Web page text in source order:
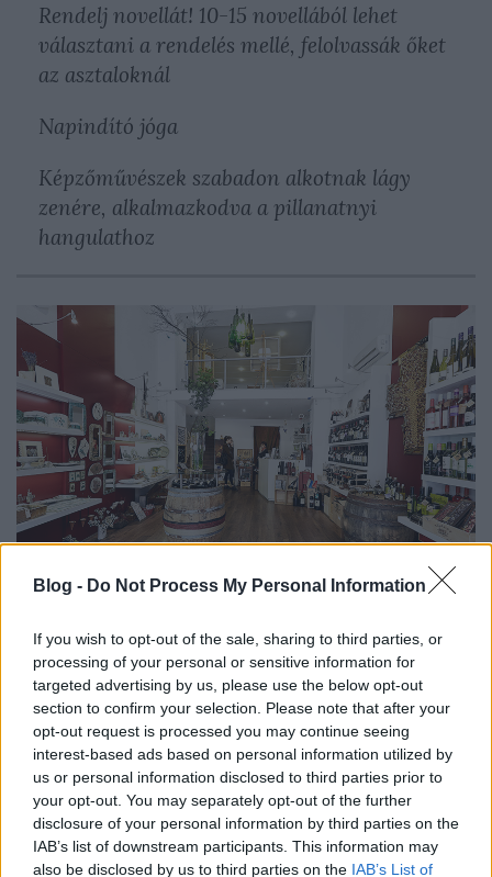
Blog - Do Not Process My Personal Information
If you wish to opt-out of the sale, sharing to third parties, or
processing of your personal or sensitive information for
targeted advertising by us, please use the below opt-out
section to confirm your selection. Please note that after your
opt-out request is processed you may continue seeing
interest-based ads based on personal information utilized by
us or personal information disclosed to third parties prior to
your opt-out. You may separately opt-out of the further
disclosure of your personal information by third parties on the
IAB’s list of downstream participants. This information may
also be disclosed by us to third parties on the IAB’s List of
Rendelj novellát! 10-15 novellából lehet
választani a rendelés mellé, felolvassák őket
az asztaloknál
Napindító jóga
Képzőművészek szabadon alkotnak lágy
zenére, alkalmazkodva a pillanatnyi
hangulathoz
Fotó: Stiglincz Gábor